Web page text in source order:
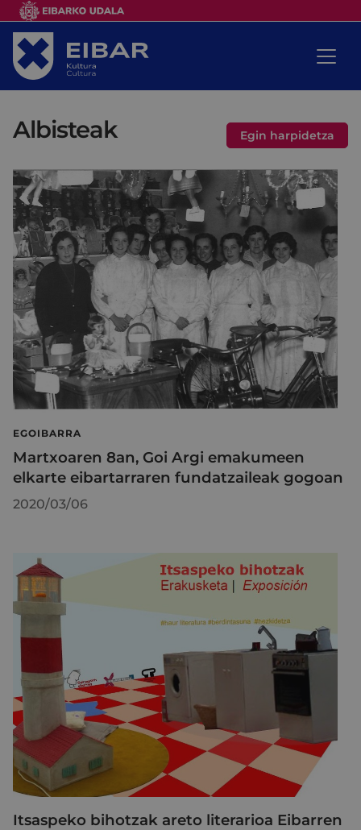
Albisteak Egin harpidetza
EGOIBARRA
Martxoaren 8an, Goi Argi emakumeen
elkarte eibartarraren fundatzaileak gogoan
2020/03/06
Itsaspeko bihotzak areto literarioa Eibarren